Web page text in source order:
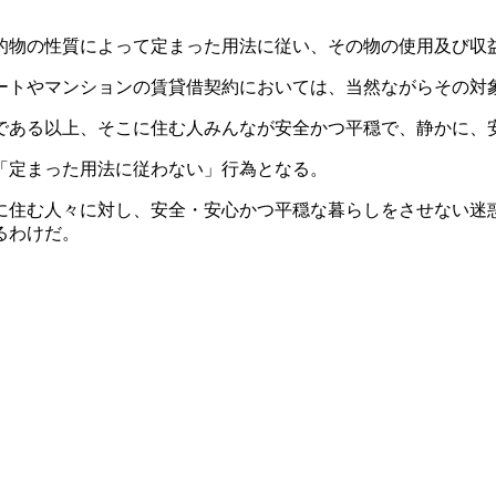
の性質によって定まった用法に従い、その物の使用及び
やマンションの賃貸借契約においては、当然ながらその対
る以上、そこに住む人みんなが安全かつ平穏で、静かに、
まった用法に従わない」行為となる。
む人々に対し、安全・安心かつ平穏な暮らしをさせない
けだ。